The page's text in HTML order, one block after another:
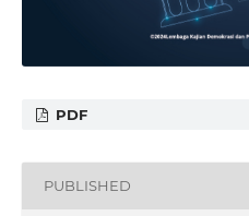
PDF
PUBLISHED